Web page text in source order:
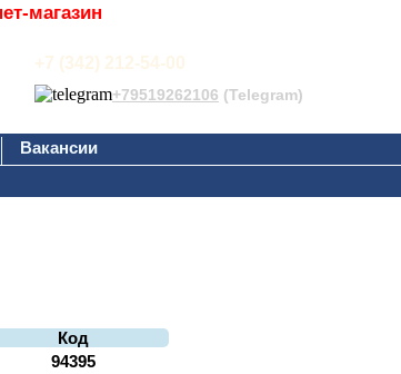
магазин
+7 (342) 212-54-00
+79519262106 (Telegram)
Вакансии
Код
94395